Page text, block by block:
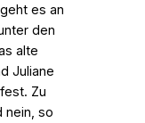
es an
den
alte
Juliane
Zu
nein, so